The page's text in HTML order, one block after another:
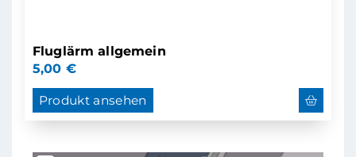
Fluglärm allgemein
5,00 €
Produkt ansehen